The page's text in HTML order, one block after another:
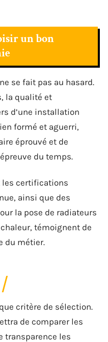
un bon
se fait pas au hasard.
la qualité et
d’une installation
formé et aguerri,
éprouvé et de
du temps.
les certifications
ainsi que des
la pose de radiateurs
témoignent de
du métier.
critère de sélection.
de comparer les
transparence les